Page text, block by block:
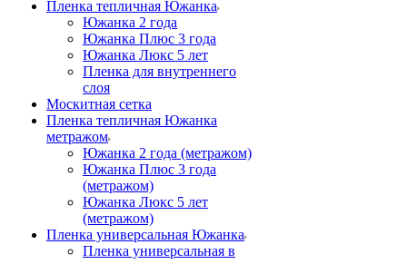
Пленка тепличная Южанка
Южанка 2 года
Южанка Плюс 3 года
Южанка Люкс 5 лет
Пленка для внутреннего
слоя
Москитная сетка
Пленка тепличная Южанка
метражом
Южанка 2 года (метражом)
Южанка Плюс 3 года
(метражом)
Южанка Люкс 5 лет
(метражом)
Пленка универсальная Южанка
Пленка универсальная в